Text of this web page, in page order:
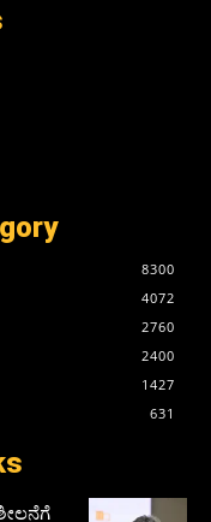
8300
4072
2760
2400
1427
631